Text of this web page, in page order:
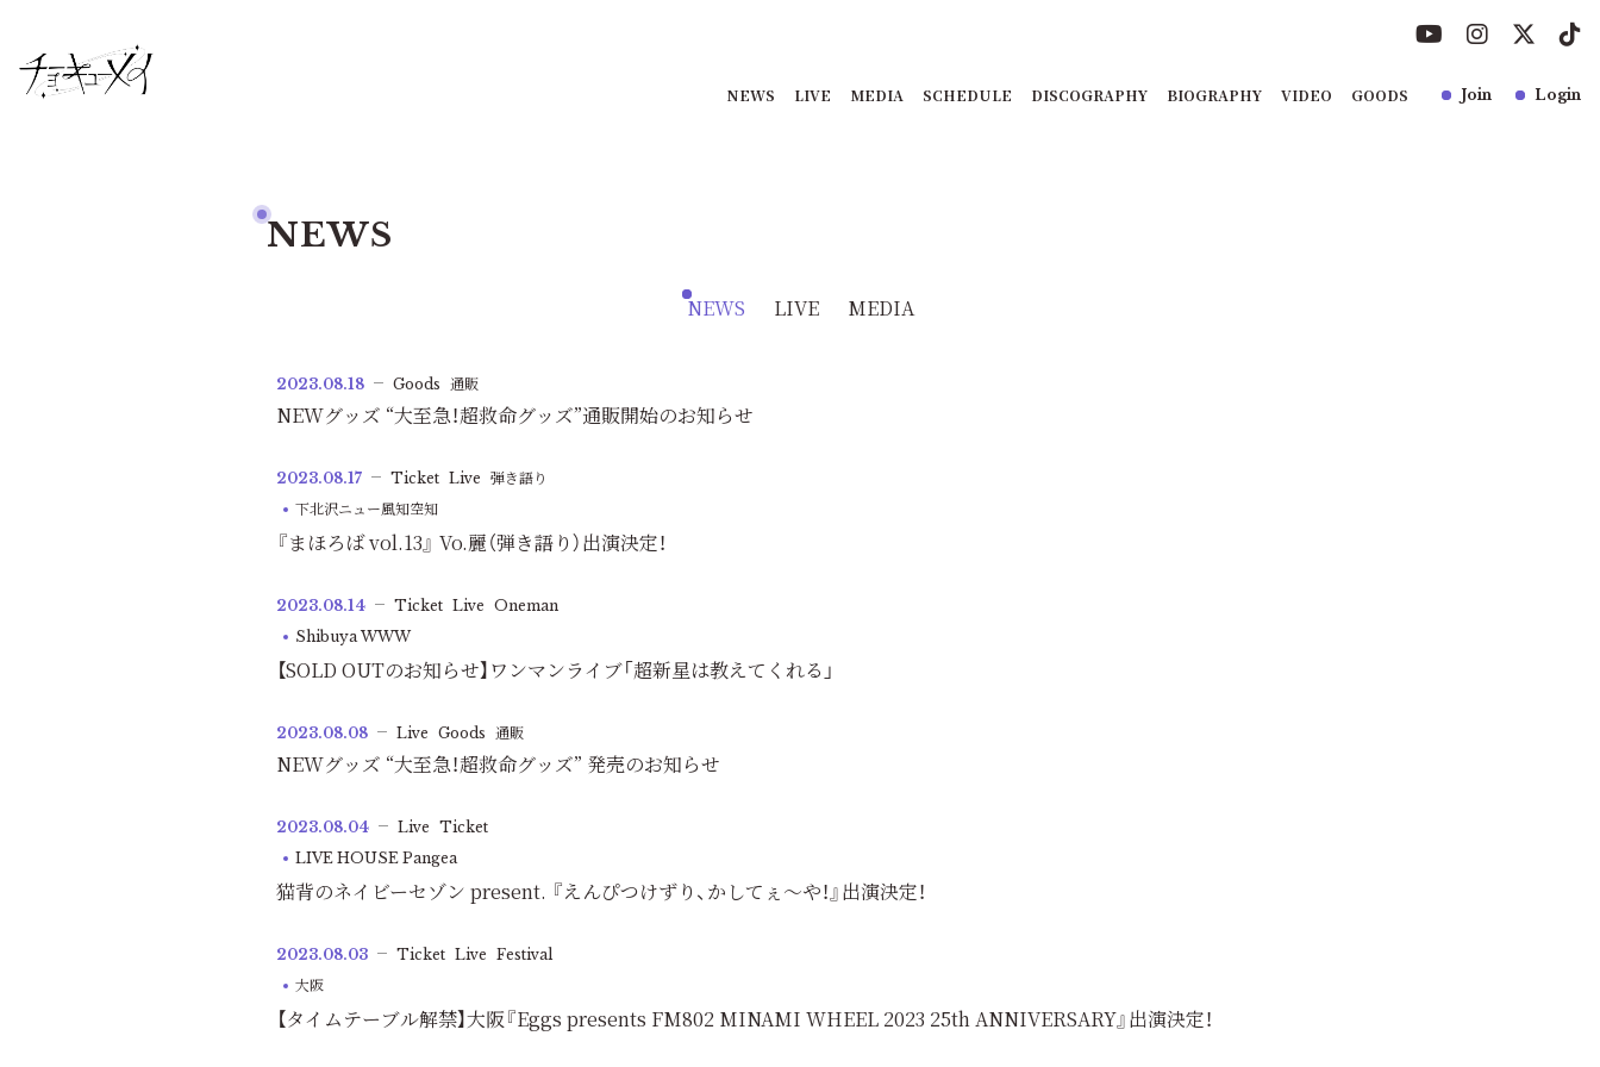
NEWS LIVE MEDIA SCHEDULE DISCOGRAPHY BIOGRAPHY VIDEO GOODS Join Login
NEWS
NEWS LIVE MEDIA
2023.08.18 Goods 通販
NEWグッズ “大至急！超救命グッズ”通販開始のお知らせ
2023.08.17 Ticket Live 弾き語り
下北沢ニュー風知空知
『まほろば vol.13』 Vo.麗（弾き語り）出演決定！
2023.08.14 Ticket Live Oneman
Shibuya WWW
【SOLD OUTのお知らせ】ワンマンライブ「超新星は教えてくれる」
2023.08.08 Live Goods 通販
NEWグッズ “大至急！超救命グッズ” 発売のお知らせ
2023.08.04 Live Ticket
LIVE HOUSE Pangea
猫背のネイビーセゾン present. 『えんぴつけずり、かしてぇ～や！』出演決定！
2023.08.03 Ticket Live Festival
大阪
【タイムテーブル解禁】大阪『Eggs presents FM802 MINAMI WHEEL 2023 25th ANNIVERSARY』出演決定！